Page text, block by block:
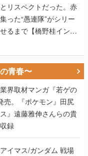
リスペクトだった。赤
った“愚連隊”がシリー
るまで【橋野桂インタ
青春〜
界取材マンガ『若ゲの
売。『ポケモン』田尻
』遠藤雅伸さんらの貴
録
マス/ガンダム 戦場